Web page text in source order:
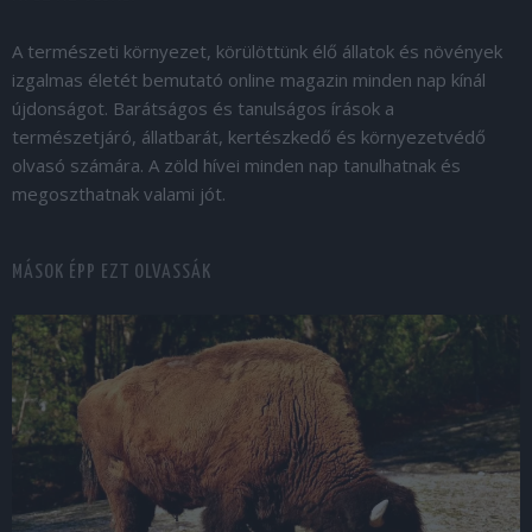
A természeti környezet, körülöttünk élő állatok és növények
izgalmas életét bemutató online magazin minden nap kínál
újdonságot. Barátságos és tanulságos írások a
természetjáró, állatbarát, kertészkedő és környezetvédő
olvasó számára. A zöld hívei minden nap tanulhatnak és
megoszthatnak valami jót.
MÁSOK ÉPP EZT OLVASSÁK